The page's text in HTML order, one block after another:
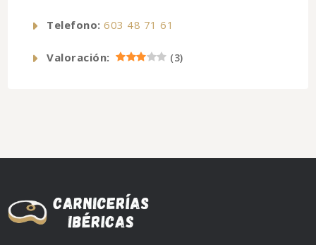
Telefono: 603 48 71 61
Valoración: (3)